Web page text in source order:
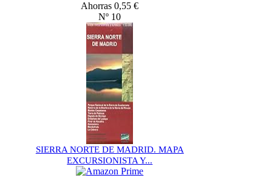
Ahorras 0,55 €
Nº 10
SIERRA NORTE DE MADRID. MAPA
EXCURSIONISTA Y...